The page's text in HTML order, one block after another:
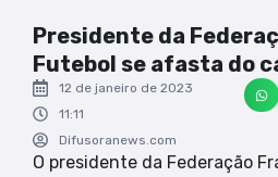
Presidente da
Futebol se afasta do
12 de janeiro de 2023
11:11
Difusoranews.com
O presidente da Federação